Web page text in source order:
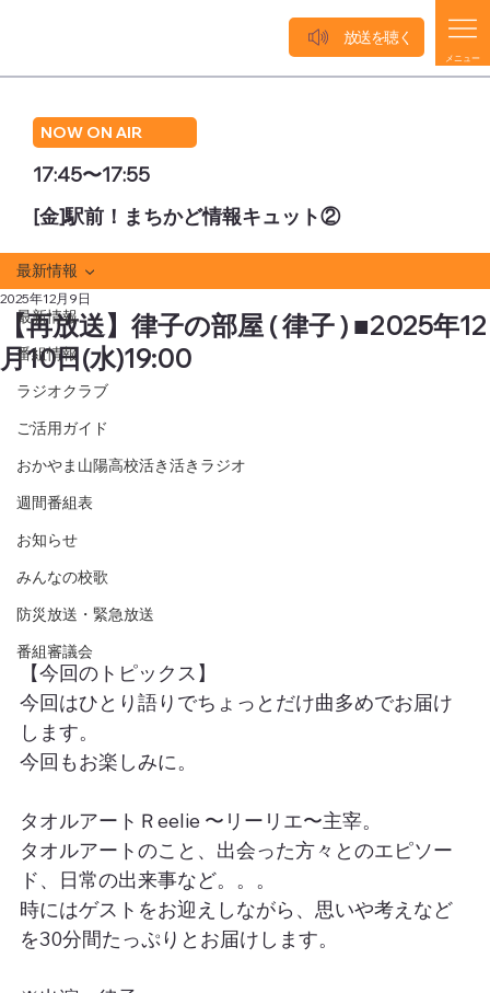
NOW ON AIR
17:45〜17:55
[金]駅前！まちかど情報キュット②
メニュー
放送を聴く
最新情報
番組情報
ラジオクラブ
ご活用ガイド
おかやま山陽高校活き活きラジオ
週間番組表
お知らせ
みんなの校歌
防災放送・緊急放送
番組審議会
最新情報
【再放送】律子の部屋 ( 律子 ) ■2025年12
月10日(水)19:00
2025年12月9日
【今回のトピックス】
今回はひとり語りでちょっとだけ曲多めでお届け
します。
今回もお楽しみに。
タオルアートＲeelie 〜リーリエ〜主宰。
タオルアートのこと、出会った方々とのエピソー
ド、日常の出来事など。。。
時にはゲストをお迎えしながら、思いや考えなど
を30分間たっぷりとお届けします。